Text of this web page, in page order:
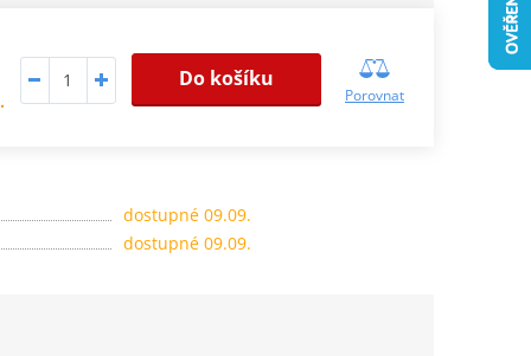
Do košíku
Porovnat
dostupné 09.09.
dostupné 09.09.